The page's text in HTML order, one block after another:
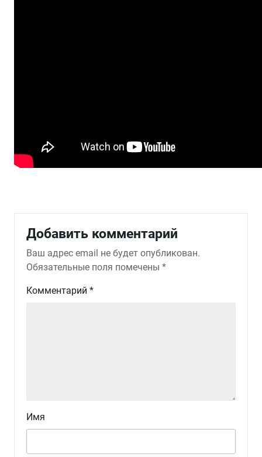
Добавить комментарий
Ваш адрес email не будет опубликован.
Обязательные поля помечены *
Комментарий *
Имя